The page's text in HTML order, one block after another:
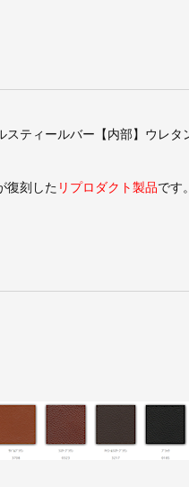
スティールバー【内部】ウレ
復刻した リプロダクト製品です。
イプM【レザ